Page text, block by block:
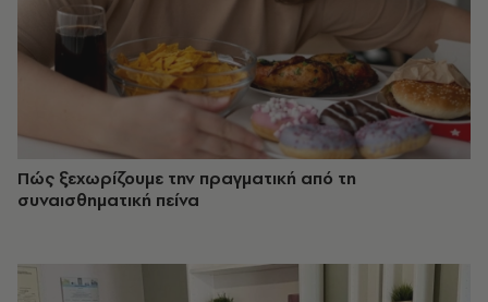
Πώς ξεχωρίζουμε την πραγματική από τη
συναισθηματική πείνα